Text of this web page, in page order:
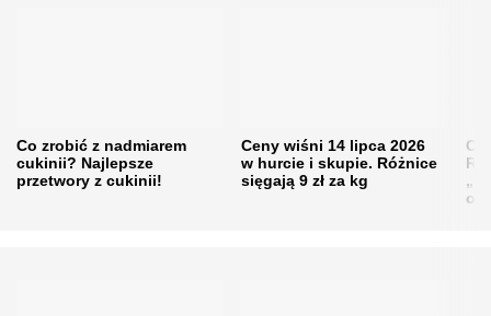
Co zrobić z nadmiarem
cukinii? Najlepsze
przetwory z cukinii!
Ceny wiśni 14 lipca 2026
w hurcie i skupie. Różnice
sięgają 9 zł za kg